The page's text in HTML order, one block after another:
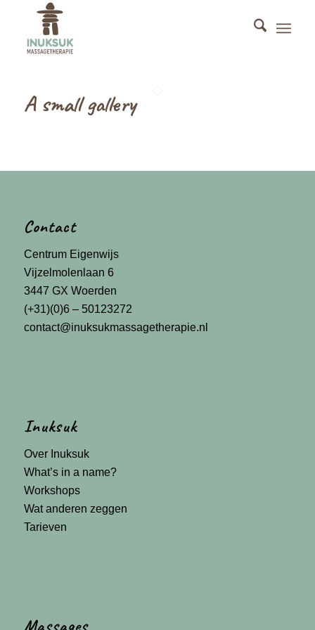
A small gallery
Contact
Centrum Eigenwijs
Vijzelmolenlaan 6
3447 GX Woerden
(+31)(0)6 – 50123272
contact@inuksukmassagetherapie.nl
Inuksuk
Over Inuksuk
What’s in a name?
Workshops
Wat anderen zeggen
Tarieven
Massages